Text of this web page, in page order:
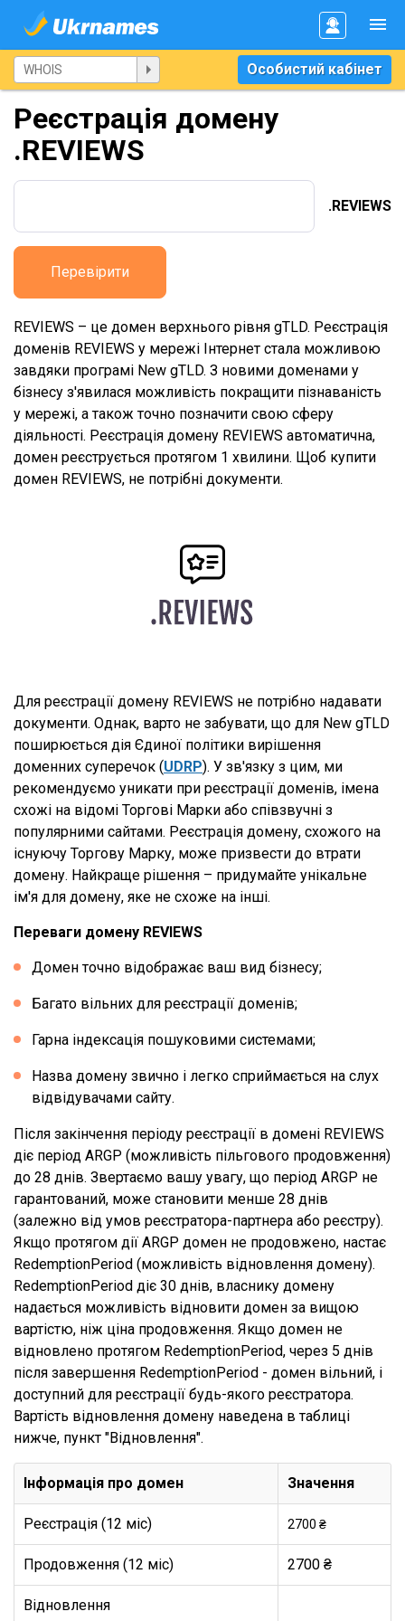
Особистий кабінет
Реєстрація домену
.REVIEWS
.REVIEWS
Перевірити
REVIEWS – це домен верхнього рівня gTLD. Реєстрація
доменів REVIEWS у мережі Інтернет стала можливою
завдяки програмі New gTLD. З новими доменами у
бізнесу з'явилася можливість покращити пізнаваність
у мережі, а також точно позначити свою сферу
діяльності. Реєстрація домену REVIEWS автоматична,
домен реєструється протягом 1 хвилини. Щоб купити
домен REVIEWS, не потрібні документи.
Для реєстрації домену REVIEWS не потрібно надавати
документи. Однак, варто не забувати, що для New gTLD
поширюється дія Єдиної політики вирішення
доменних суперечок (UDRP). У зв'язку з цим, ми
рекомендуємо уникати при реєстрації доменів, імена
схожі на відомі Торгові Марки або співзвучні з
популярними сайтами. Реєстрація домену, схожого на
існуючу Торгову Марку, може призвести до втрати
домену. Найкраще рішення – придумайте унікальне
ім'я для домену, яке не схоже на інші.
Переваги домену REVIEWS
Домен точно відображає ваш вид бізнесу;
Багато вільних для реєстрації доменів;
Гарна індексація пошуковими системами;
Назва домену звично і легко сприймається на слух
відвідувачами сайту.
Після закінчення періоду реєстрації в домені REVIEWS
діє період ARGP (можливість пільгового продовження)
до 28 днів. Звертаємо вашу увагу, що період ARGP не
гарантований, може становити менше 28 днів
(залежно від умов реєстратора-партнера або реєстру).
Якщо протягом дії ARGP домен не продовжено, настає
RedemptionPeriod (можливість відновлення домену).
RedemptionPeriod діє 30 днів, власнику домену
надається можливість відновити домен за вищою
вартістю, ніж ціна продовження. Якщо домен не
відновлено протягом RedemptionPeriod, через 5 днів
після завершення RedemptionPeriod - домен вільний, і
доступний для реєстрації будь-якого реєстратора.
Вартість відновлення домену наведена в таблиці
нижче, пункт "Відновлення".
Інформація про домен Значення
Реєстрація (12 міс) 2700 ₴
Продовження (12 міс) 2700 ₴
Відновлення